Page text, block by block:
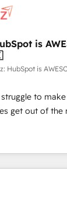
Key services: •
/ Web
• Marketing
global HubSpot
long-term
embed
systems 🏢 We
market and
global
Custom
& ISO9001
is
HubSpot is
to
get out of the
teams
Service,
are a top ranked
Partner, winner
First Awards,